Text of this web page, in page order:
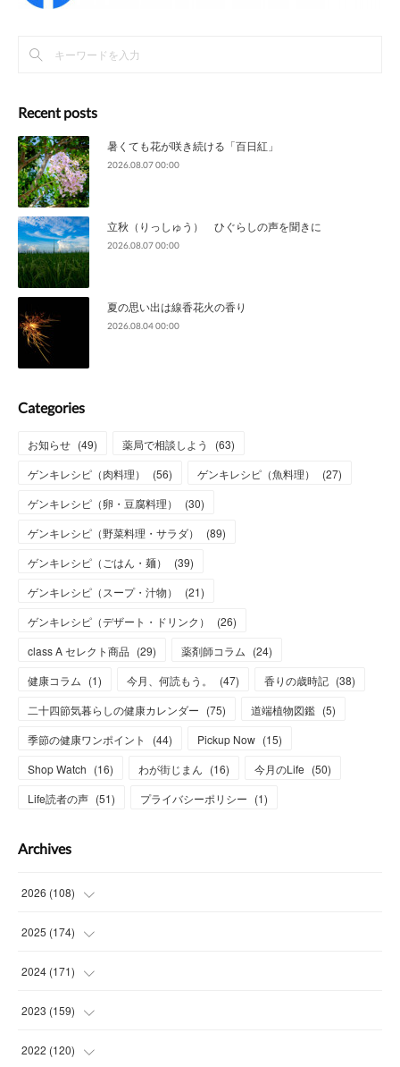
Recent posts
暑くても花が咲き続ける「百日紅」
2026.08.07 00:00
立秋（りっしゅう） ひぐらしの声を聞きに
2026.08.07 00:00
夏の思い出は線香花火の香り
2026.08.04 00:00
Categories
お知らせ (49) 薬局で相談しよう (63)
ゲンキレシピ（肉料理）
(56) ゲンキレシピ（魚料理） (27)
ゲンキレシピ（卵・豆腐料理）
(30)
ゲンキレシピ（野菜料理・サラダ）
(89)
ゲンキレシピ（ごはん・麺）
(39)
ゲンキレシピ（スープ・汁物）
(21)
ゲンキレシピ（デザート・ドリンク）
(26)
class A セレクト商品 (29) 薬剤師コラム (24)
健康コラム (1) 今月、何読もう。 (47) 香りの歳時記 (38)
二十四節気暮らしの健康カレンダー (75) 道端植物図鑑 (5)
季節の健康ワンポイント
(44) Pickup Now (15)
Shop Watch (16) わが街じまん (16) 今月のLife (50)
Life読者の声 (51) プライバシーポリシー (1)
Archives
2026 (108)
(6)
(15
(15
(13
2025 (174)
(14
(14
(15
2024 (171)
(13
(13
2023 (159)
(14
2022 (120)